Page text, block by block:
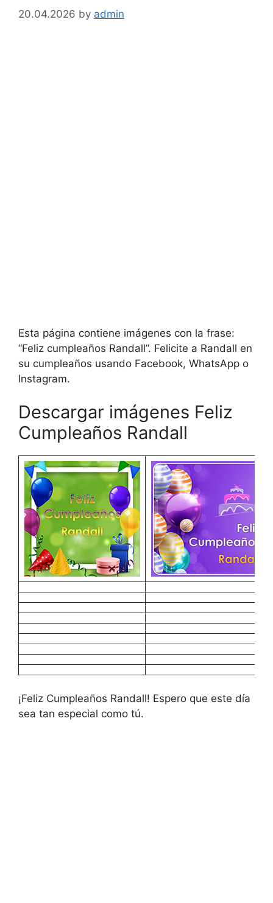
20.04.2026 by admin
Esta página contiene imágenes con la frase:
“Feliz cumpleaños Randall”. Felicite a Randall en
su cumpleaños usando Facebook, WhatsApp o
Instagram.
Descargar imágenes Feliz
Cumpleaños Randall
¡Feliz Cumpleaños Randall! Espero que este día
sea tan especial como tú.